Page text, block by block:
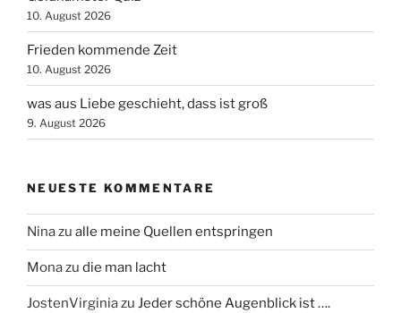
10. August 2026
Frieden kommende Zeit
10. August 2026
was aus Liebe geschieht, dass ist groß
9. August 2026
NEUESTE KOMMENTARE
Ninazu alle meine Quellen entspringen
Monazu die man lacht
JostenVirginiazu Jeder schöne Augenblick ist ….